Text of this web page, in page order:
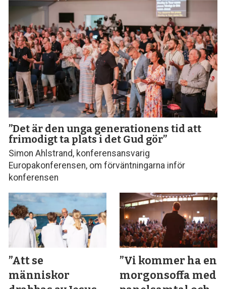
”Det är den unga generationens tid att
frimodigt ta plats i det Gud gör”
Simon Ahlstrand, konferensansvarig
Europakonferensen, om förväntningarna inför
konferensen
”Att se
människor
”Vi kommer ha en
morgonsoffa med